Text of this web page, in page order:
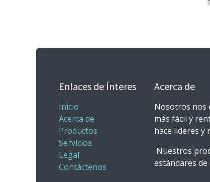
Enlaces de Ínteres
Inicio
Acerca de
Productos
Servicios
Legal
Contáctenos
Acerca de
Nosotros nos
más fácil y
hace lideres y
Nuestros
estándares